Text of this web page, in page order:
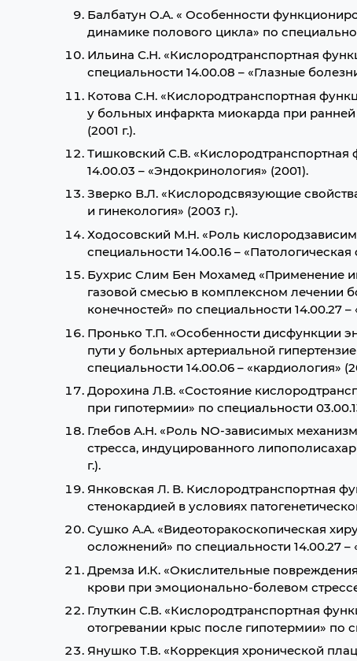
Балбатун О.А. « Особенности
динамике полового цикла» по
Ильина С.Н. «Кислородтранспортная
специальности 14.00.08 – «Глазные
Котова С.Н. «Кислородтранспортная
у больных инфаркта миокарда при
(2001 г.).
Тишковский С.В.
14.00.03 – «Эндокринология» (2001).
Зверко В.Л. «Кислородсвязующие
и гинекология» (2003 г.).
Ходосовский М.Н. «Роль
специальности 14.00.16 – «Патологическая
Бухрис Слим Бен Мохамед «Применение
газовой смесью в комплексном лечении
конечностей» по специальности 14.00.27 –
Пронько Т.П. «Особенности дисфункции
пути у больных артериальной
специальности 14.00.06 – «кардиология»
Дорохина Л.В. «Состояние
при гипотермии» по специальности
Глебов А.Н. «Роль NO-зависимых
стресса, индуцированного
г.).
Янковская Л. В. Кислородтранспортная
стенокардией в условиях
Сушко А.А. «Видеоторакоскопическая
осложнений» по специальности 14.00.27 –
Дремза И.К. «Окислительные
крови при эмоционально-болевом
Глуткин С.В. «Кислородтранспортная
отогревании крыс после гипотермии» по
Янушко Т.В. «Коррекция хронической